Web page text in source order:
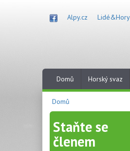
Alpy.cz Lidé&Hory
Domů Horský svaz
Domů
Staňte se
členem